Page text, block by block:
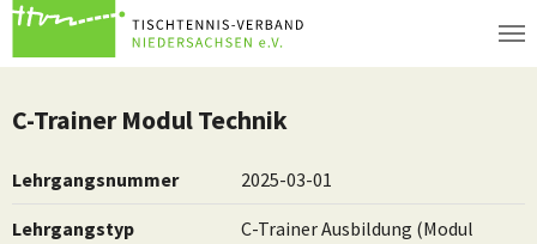
Zum Hauptinhalt springen
C-Trainer Modul Technik
Lehrgangsnummer 2025-03-01
Lehrgangstyp
C-Trainer Ausbildung (Modul